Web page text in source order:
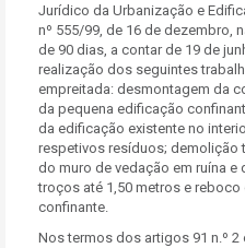
Jurídico da Urbanização e
nº 555/99, de 16 de dezembro,
de 90 dias, a contar de 19 de
realização dos seguintes
empreitada: desmontagem da
da pequena edificação
da edificação existente no
respetivos resíduos;
do muro de vedação em ruína
troços até 1,50 metros e
confinante.
Nos termos dos artigos 91 n.º